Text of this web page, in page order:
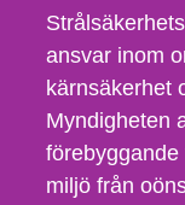
ansvar inom
kärnsäkerhet
Myndigheten
miljö från